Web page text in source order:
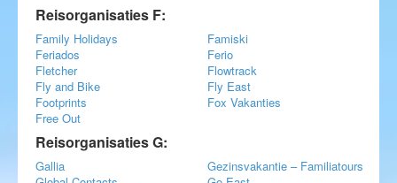
Reisorganisaties F:
Family Holidays
Famiski
Feriados
Ferio
Fletcher
Flowtrack
Fly and Bike
Fly East
Footprints
Fox Vakanties
Free Out
Reisorganisaties G:
Gallia
Gezinsvakantie – Familiatours